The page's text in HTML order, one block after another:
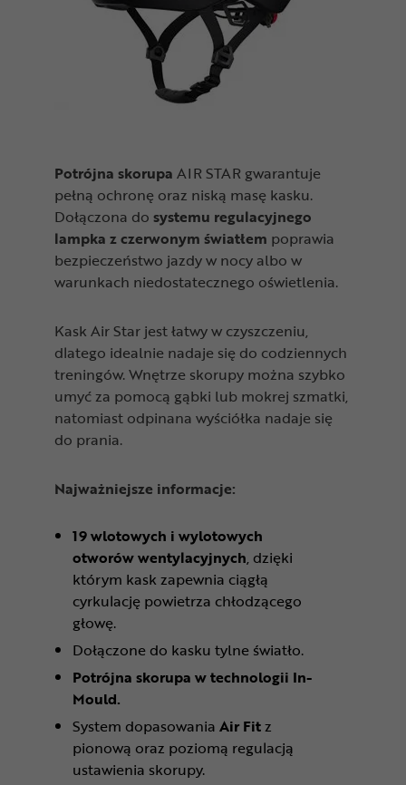
Potrójna skorupa AIR STAR gwarantuje
pełną ochronę oraz niską masę kasku.
Dołączona do systemu regulacyjnego
lampka z czerwonym światłem poprawia
bezpieczeństwo jazdy w nocy albo w
warunkach niedostatecznego oświetlenia.
Kask Air Star jest łatwy w czyszczeniu,
dlatego idealnie nadaje się do codziennych
treningów. Wnętrze skorupy można szybko
umyć za pomocą gąbki lub mokrej szmatki,
natomiast odpinana wyściółka nadaje się
do prania.
Najważniejsze informacje:
19 wlotowych i wylotowych
otworów wentylacyjnych, dzięki
którym kask zapewnia ciągłą
cyrkulację powietrza chłodzącego
głowę.
Dołączone do kasku tylne światło.
Potrójna skorupa w technologii In-
Mould.
System dopasowania Air Fitz
pionową oraz poziomą regulacją
ustawienia skorupy.